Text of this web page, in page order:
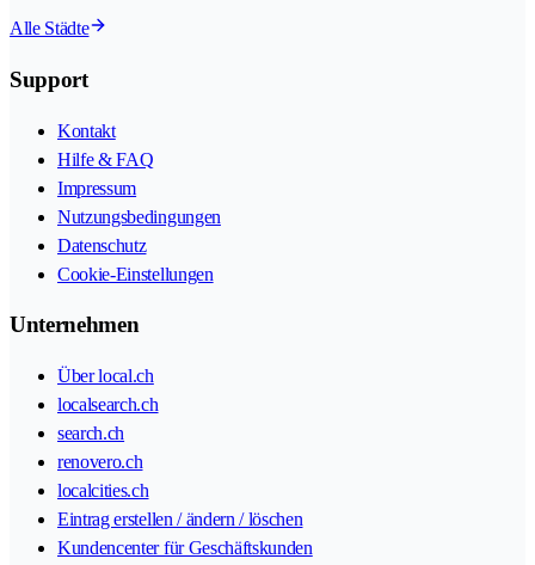
Alle Städte
Support
Kontakt
Hilfe & FAQ
Impressum
Nutzungsbedingungen
Datenschutz
Cookie-Einstellungen
Unternehmen
Über local.ch
localsearch.ch
search.ch
renovero.ch
localcities.ch
Eintrag erstellen / ändern / löschen
Kundencenter für Geschäftskunden